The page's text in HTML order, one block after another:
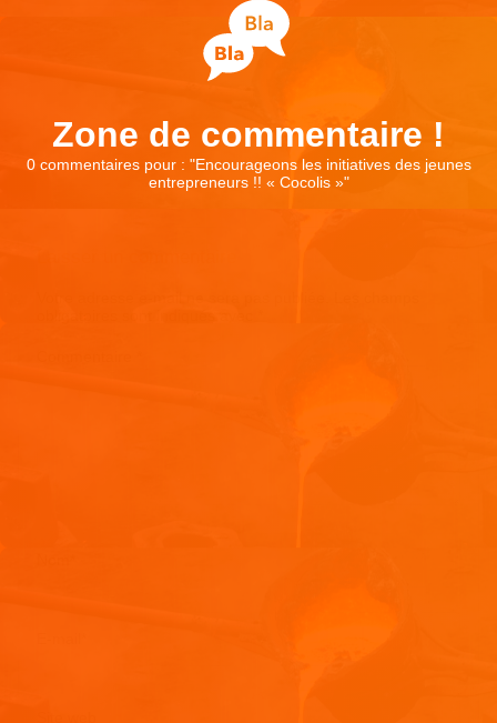
Zone de commentaire !
0 commentaires pour : "Encourageons les initiatives des jeunes
entrepreneurs !! « Cocolis »"